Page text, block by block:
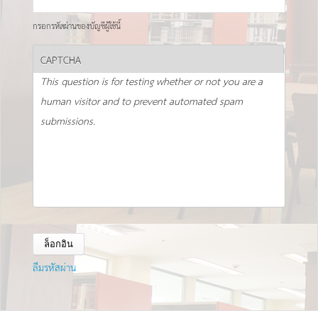
กรอกรหัสผ่านของบัญชีผู้ใช้นี้
CAPTCHA
This question is for testing whether or not you are a
human visitor and to prevent automated spam
submissions.
ลืมรหัสผ่าน